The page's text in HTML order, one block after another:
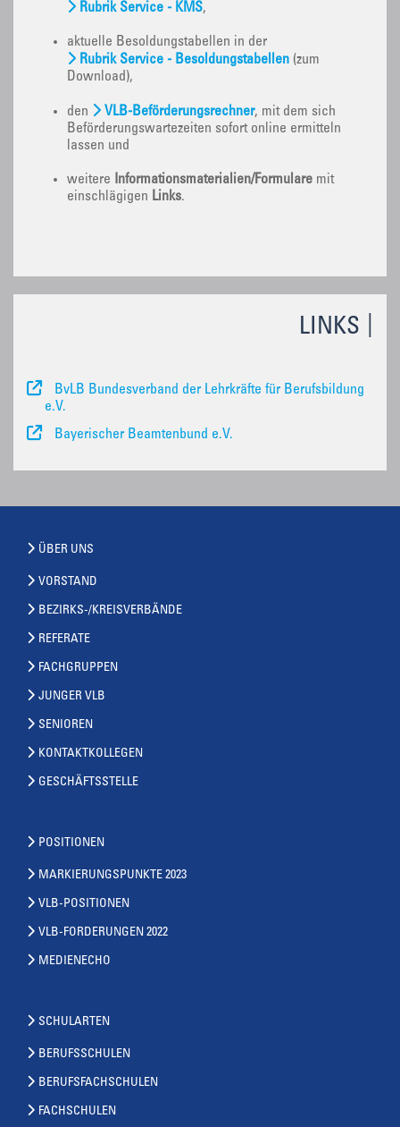
LINKS
BvLB Bundesverband der Lehrkräfte für Berufsbildung
e.V.
Bayerischer Beamtenbund e.V.
Rubrik Service - KMS,
aktuelle Besoldungstabellen in der
Rubrik Service - Besoldungstabellen (zum
Download),
den VLB-Beförderungsrechner, mit dem sich
Beförderungswartezeiten sofort online ermitteln
lassen und
weitere Informationsmaterialien/Formulare mit
einschlägigen Links.
ÜBER UNS
VORSTAND
BEZIRKS-/KREISVERBÄNDE
REFERATE
FACHGRUPPEN
JUNGER VLB
SENIOREN
KONTAKTKOLLEGEN
GESCHÄFTSSTELLE
POSITIONEN
MARKIERUNGSPUNKTE 2023
VLB-POSITIONEN
VLB-FORDERUNGEN 2022
MEDIENECHO
SCHULARTEN
BERUFSSCHULEN
BERUFSFACHSCHULEN
FACHSCHULEN